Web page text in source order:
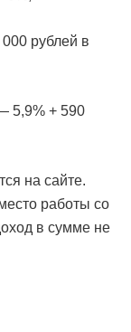
рублей в
5,9% + 590
на сайте.
работы со
в сумме не